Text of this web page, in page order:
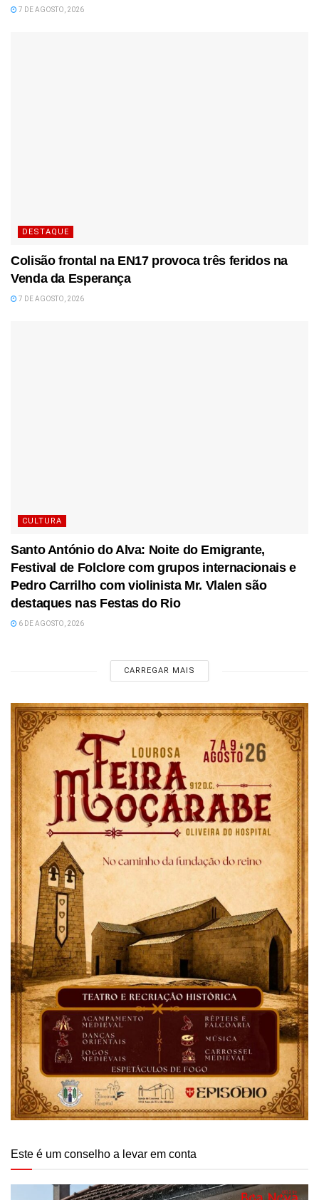
7 DE AGOSTO, 2026
DESTAQUE
Colisão frontal na EN17 provoca três feridos na
Venda da Esperança
7 DE AGOSTO, 2026
CULTURA
Santo António do Alva: Noite do Emigrante,
Festival de Folclore com grupos internacionais e
Pedro Carrilho com violinista Mr. Vlalen são
destaques nas Festas do Rio
6 DE AGOSTO, 2026
CARREGAR MAIS
Este é um conselho a levar em conta